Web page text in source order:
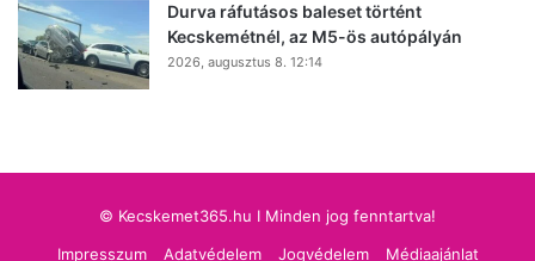
Durva ráfutásos baleset történt
Kecskemétnél, az M5-ös autópályán
2026, augusztus 8. 12:14
© Kecskemet365.hu I Minden jog fenntartva!
Impresszum
Adatvédelem Jogvédelem Médiaajánlat